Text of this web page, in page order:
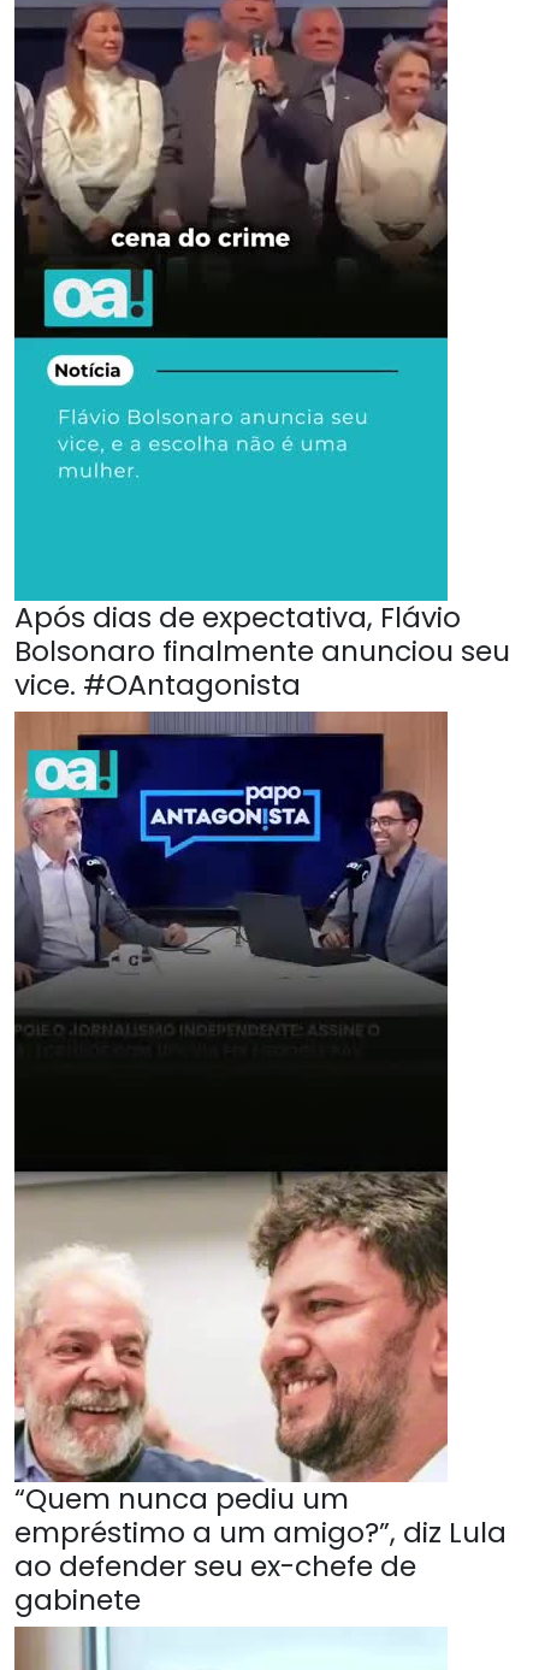
Após dias de expectativa, Flávio
Bolsonaro finalmente anunciou seu
vice. #OAntagonista
“Quem nunca pediu um
empréstimo a um amigo?”, diz Lula
ao defender seu ex-chefe de
gabinete